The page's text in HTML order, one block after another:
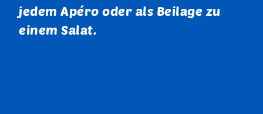
jedem Apéro oder als Beilage zu
einem Salat.